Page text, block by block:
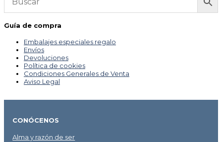
Guía de compra
Embalajes especiales regalo
Envíos
Devoluciones
Política de cookies
Condiciones Generales de Venta
Aviso Legal
CONÓCENOS
Alma y razón de ser